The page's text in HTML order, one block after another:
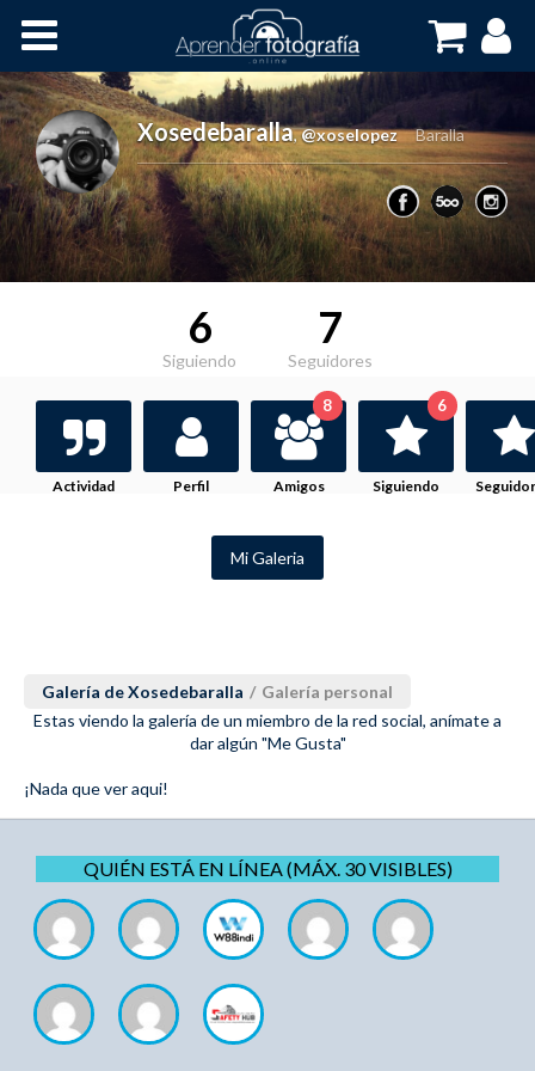
Cursos OnLine
Xosedebaralla,@xoselopez Baralla
6
Siguiendo
7
Seguidores
Actividad Perfil Amigos
8
Siguiendo
6
Mi Galeria
Galería de Xosedebaralla / Galería personal
Estas viendo la galería de un miembro de la red social, anímate a
dar algún "Me Gusta"
¡Nada que ver aqui!
QUIÉN ESTÁ EN LÍNEA (MÁX. 30 VISIBLES)